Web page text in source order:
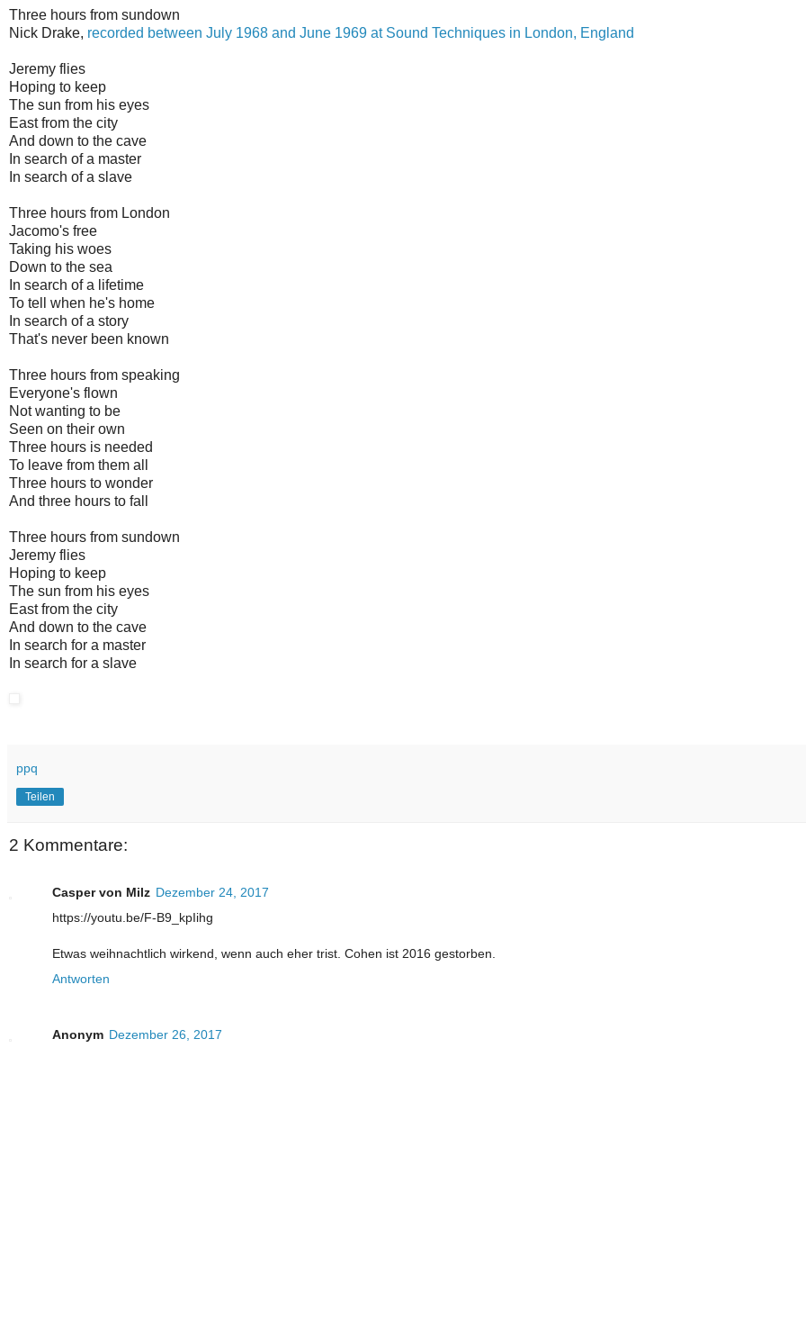
Three hours from sundown
Nick Drake, recorded between July 1968 and June 1969 at Sound Techniques in London, England
Jeremy flies
Hoping to keep
The sun from his eyes
East from the city
And down to the cave
In search of a master
In search of a slave
Three hours from London
Jacomo's free
Taking his woes
Down to the sea
In search of a lifetime
To tell when he's home
In search of a story
That's never been known
Three hours from speaking
Everyone's flown
Not wanting to be
Seen on their own
Three hours is needed
To leave from them all
Three hours to wonder
And three hours to fall
Three hours from sundown
Jeremy flies
Hoping to keep
The sun from his eyes
East from the city
And down to the cave
In search for a master
In search for a slave
ppq
Teilen
2 Kommentare:
Casper von Milz Dezember 24, 2017
https://youtu.be/F-B9_kpIihg
Etwas weihnachtlich wirkend, wenn auch eher trist. Cohen ist 2016 gestorben.
Antworten
Anonym Dezember 26, 2017